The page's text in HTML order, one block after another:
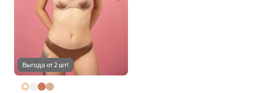
Выгода от 2 шт!